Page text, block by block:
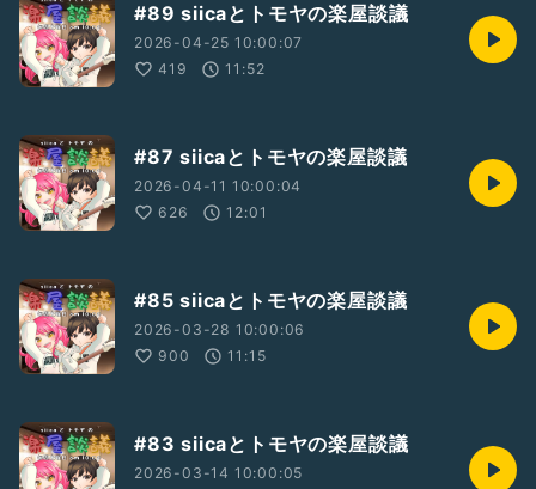
#89 siicaとトモヤの楽屋談議
2026-04-25 10:00:07
419
11:52
#87 siicaとトモヤの楽屋談議
2026-04-11 10:00:04
626
12:01
#85 siicaとトモヤの楽屋談議
2026-03-28 10:00:06
900
11:15
#83 siicaとトモヤの楽屋談議
2026-03-14 10:00:05